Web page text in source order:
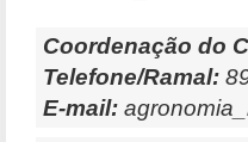
Coordenação do
Telefone/Ramal:
E-mail: